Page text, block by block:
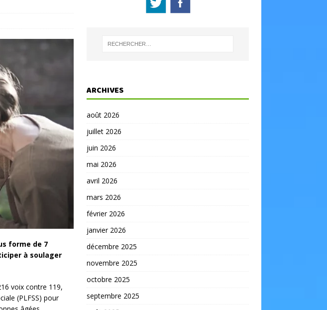
forme de 7
à soulager
voix contre 119,
(PLFSS) pour
ARCHIVES
août 2026
juillet 2026
juin 2026
mai 2026
avril 2026
mars 2026
février 2026
janvier 2026
décembre 2025
novembre 2025
octobre 2025
septembre 2025